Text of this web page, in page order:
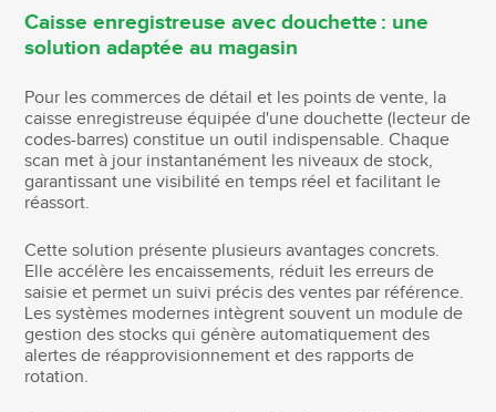
Caisse enregistreuse avec douchette : une
solution adaptée au magasin
Pour les commerces de détail et les points de vente, la
caisse enregistreuse équipée d'une douchette (lecteur de
codes-barres) constitue un outil indispensable. Chaque
scan met à jour instantanément les niveaux de stock,
garantissant une visibilité en temps réel et facilitant le
réassort.
Cette solution présente plusieurs avantages concrets.
Elle accélère les encaissements, réduit les erreurs de
saisie et permet un suivi précis des ventes par référence.
Les systèmes modernes intègrent souvent un module de
gestion des stocks qui génère automatiquement des
alertes de réapprovisionnement et des rapports de
rotation.